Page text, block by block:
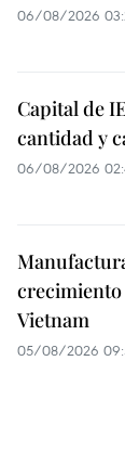
06/08/2026
Capital de
cantidad y
06/08/2026
Vietnam
05/08/2026